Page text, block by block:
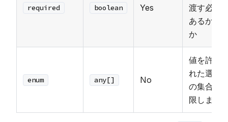
required boolean Yes
渡す必要
あるかど
か
enum any[] No
値を許可
れた選択
の集合に
限します